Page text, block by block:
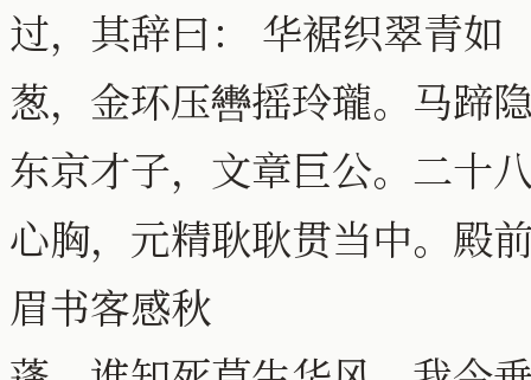
过，其辞曰： 华裾织翠青如
葱，金环压轡摇玲瓏。马蹄
东京才子，文章巨公。二十
心胸，元精耿耿贯当中。殿
眉书客感秋